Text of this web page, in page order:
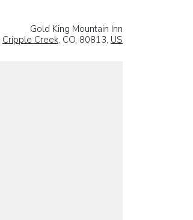
Gold King Mountain Inn
Cripple Creek, CO, 80813, US